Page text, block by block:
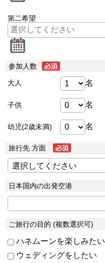
第二希望
参加人数
大人 名
子供 名
幼児(2歳未満) 名
旅行先 方面
日本国内の出発空港
ご旅行の目的 (複数選択可)
ハネムーンを楽しみたい
ウェディングをしたい